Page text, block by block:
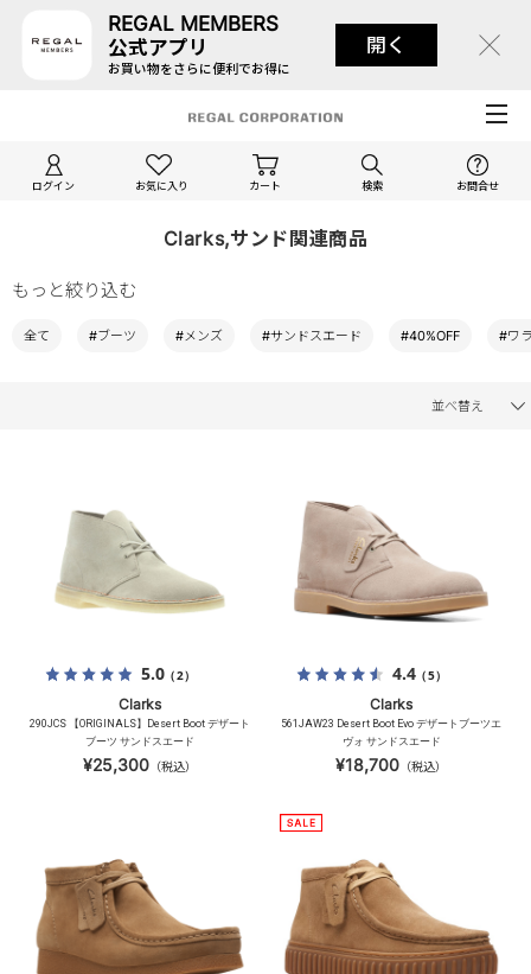
REGAL MEMBERS
公式アプリ
お買い物をさらに便利でお得に
開く
ログイン お気に入り カート 検索 お問合せ
Clarks,サンド関連商品
もっと絞り込む
全て #ブーツ #メンズ #サンドスエード #40%OFF #ワ
並べ替え
5.0（2）
Clarks
290JCS 【ORIGINALS】Desert Boot デザート
ブーツ サンドスエード
¥25,300 （税込）
4.4（5）
Clarks
561JAW23 Desert Boot Evo デザートブーツエ
ヴォ サンドスエード
¥18,700 （税込）